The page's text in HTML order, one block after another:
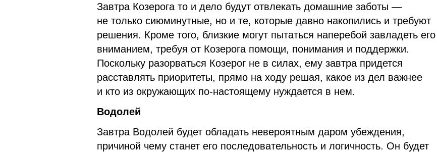
Завтра Козерога то и дело будут отвлекать домашние заботы —
не только сиюминутные, но и те, которые давно накопились и требуют
решения. Кроме того, близкие могут пытаться наперебой завладеть его
вниманием, требуя от Козерога помощи, понимания и поддержки.
Поскольку разорваться Козерог не в силах, ему завтра придется
расставлять приоритеты, прямо на ходу решая, какое из дел важнее
и кто из окружающих по-настоящему нуждается в нем.
Водолей
Завтра Водолей будет обладать невероятным даром убеждения,
причиной чему станет его последовательность и логичность. Он будет